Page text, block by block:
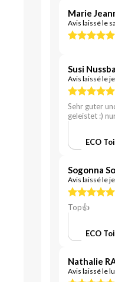
Marie
Avis laissé le
Susi
Avis laissé le
Sehr guter
geleistet :)
ECO
Sogonna
Avis laissé le
Top👍
ECO
Nathalie
Avis laissé le